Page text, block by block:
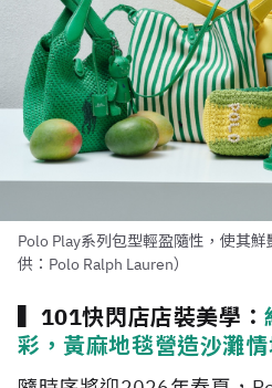
Polo Play系列包型輕盈隨性，使其
供：Polo Ralph Lauren）
▍101快閃店店裝美學：
彩，黃麻地毯營造沙灘